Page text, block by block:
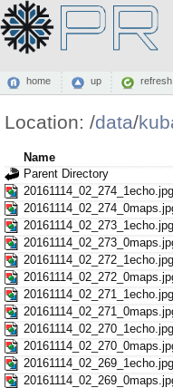
home up refresh
Location: /data/
Name
Parent Directory
20161114_02_274_1echo.jpg
20161114_02_273_1echo.jpg
20161114_02_272_1echo.jpg
20161114_02_271_1echo.jpg
20161114_02_270_1echo.jpg
20161114_02_269_1echo.jpg